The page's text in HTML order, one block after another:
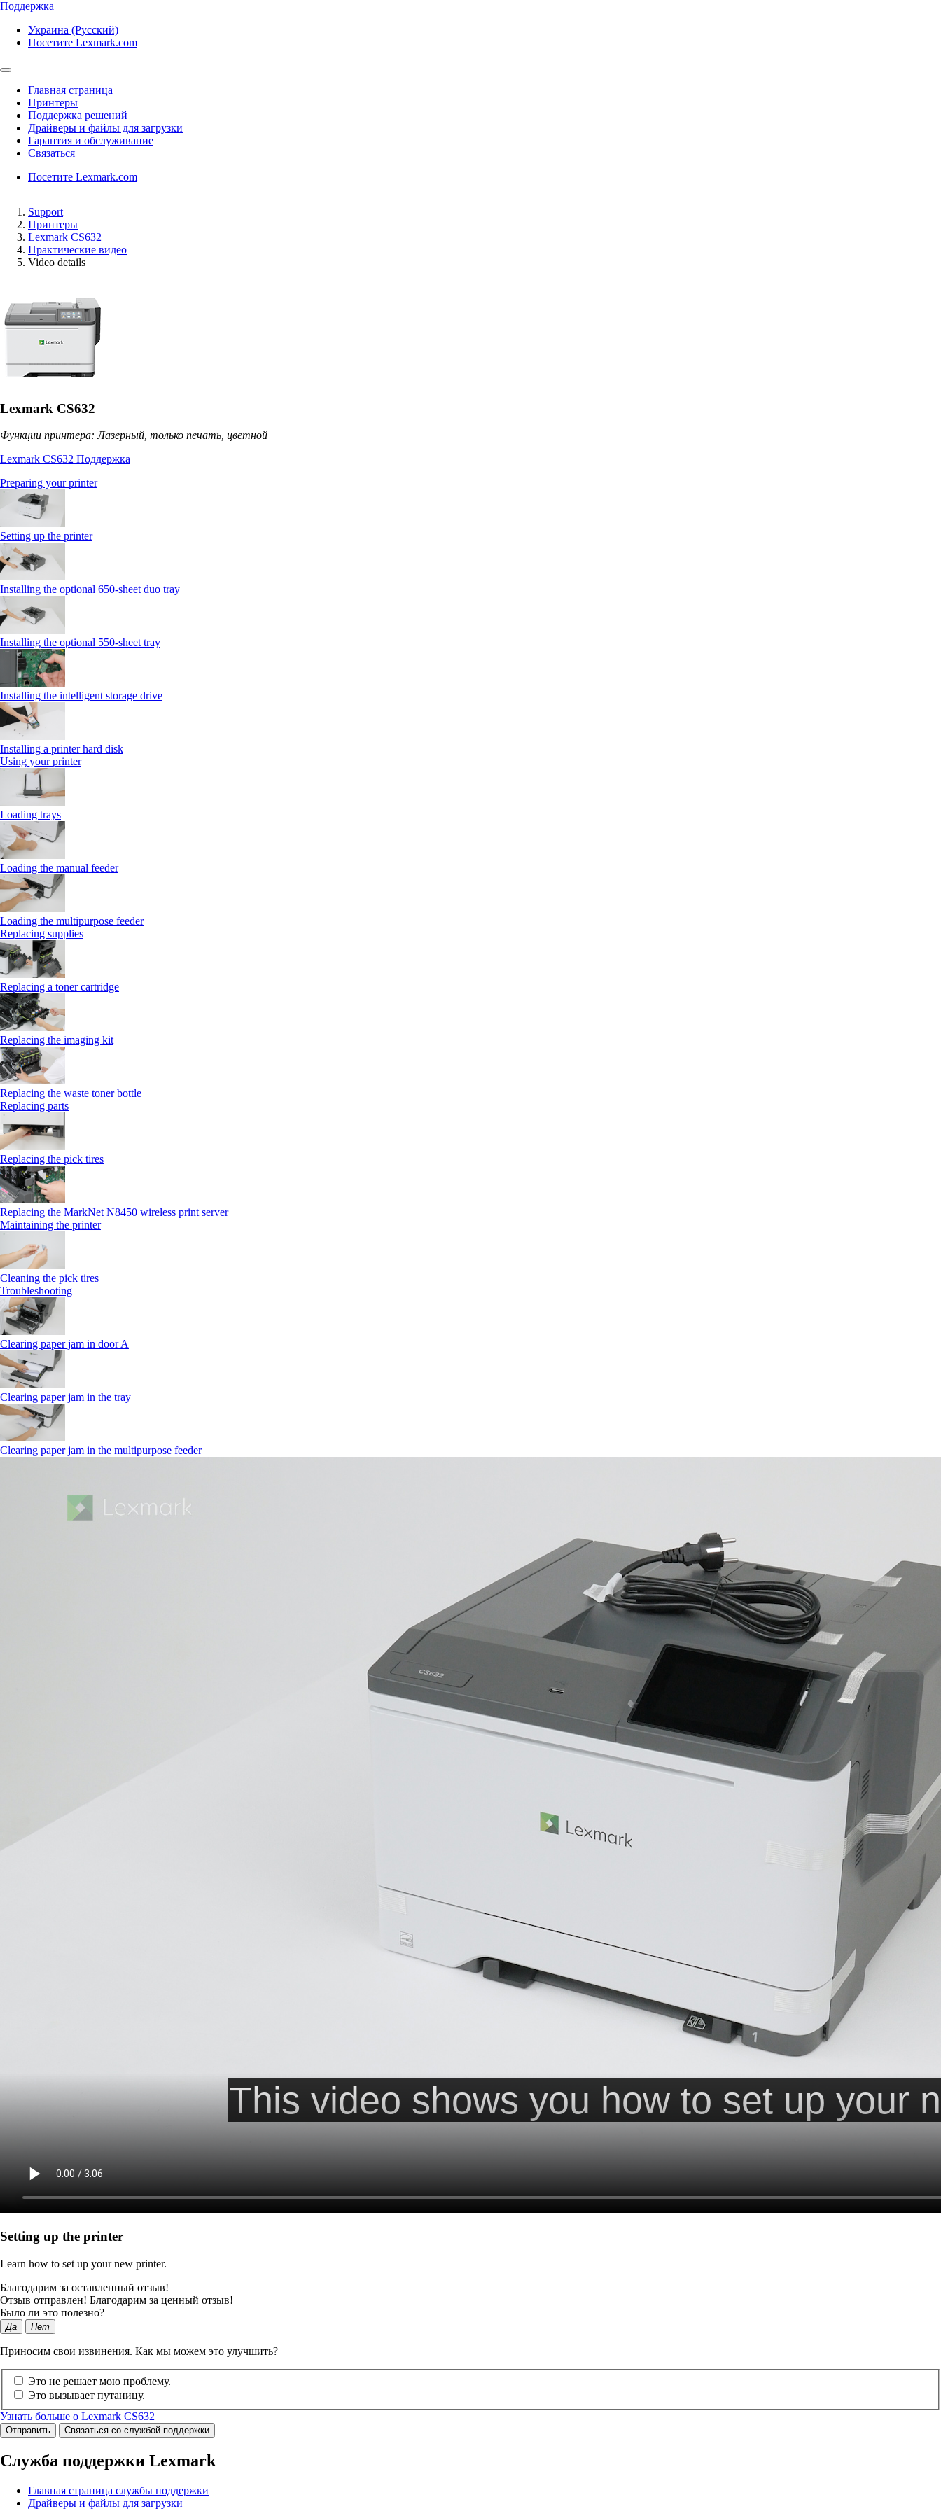
Поддержка
Украина (Русский)
Посетите Lexmark.com
Главная страница
Принтеры
Поддержка решений
Драйверы и файлы для загрузки
Гарантия и обслуживание
Связаться
Посетите Lexmark.com
Support
Принтеры
Lexmark CS632
Практические видео
Video details
Lexmark CS632
Функции принтера: Лазерный, только печать, цветной
Lexmark CS632 Поддержка
Preparing your printer
Setting up the printer
Installing the optional 650‑sheet duo tray
Installing the optional 550‑sheet tray
Installing the intelligent storage drive
Installing a printer hard disk
Using your printer
Loading trays
Loading the manual feeder
Loading the multipurpose feeder
Replacing supplies
Replacing a toner cartridge
Replacing the imaging kit
Replacing the waste toner bottle
Replacing parts
Replacing the pick tires
Replacing the MarkNet N8450 wireless print server
Maintaining the printer
Cleaning the pick tires
Troubleshooting
Clearing paper jam in door A
Clearing paper jam in the tray
Clearing paper jam in the multipurpose feeder
Setting up the printer
Learn how to set up your new printer.
Благодарим за оставленный отзыв!
Отзыв отправлен! Благодарим за ценный отзыв!
Было ли это полезно?
Да Нет
Приносим свои извинения. Как мы можем это улучшить?
Это не решает мою проблему.
Это вызывает путаницу.
Узнать больше о Lexmark CS632
Отправить Связаться со службой поддержки
Служба поддержки Lexmark
Главная страница службы поддержки
Драйверы и файлы для загрузки